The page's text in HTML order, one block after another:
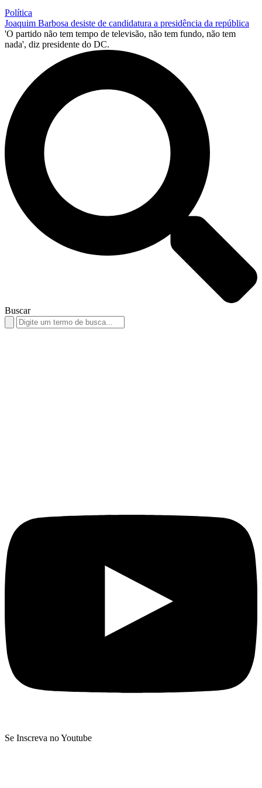
Política
Joaquim Barbosa desiste de candidatura a presidência da república
'O partido não tem tempo de televisão, não tem fundo, não tem
nada', diz presidente do DC.
Buscar
Search
for:
Se Inscreva no Youtube